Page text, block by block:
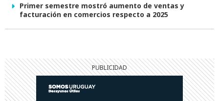
Primer semestre mostró aumento de ventas y
facturación en comercios respecto a 2025